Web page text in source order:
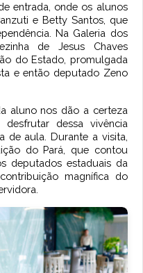
entrada, onde os alunos
e Betty Santos, que
Na Galeria dos
de Jesus Chaves
do Estado, promulgada
e então deputado Zeno
aluno nos dão a certeza
dessa vivência
de aula. Durante a visita,
do Pará, que contou
deputados estaduais da
magnífica do